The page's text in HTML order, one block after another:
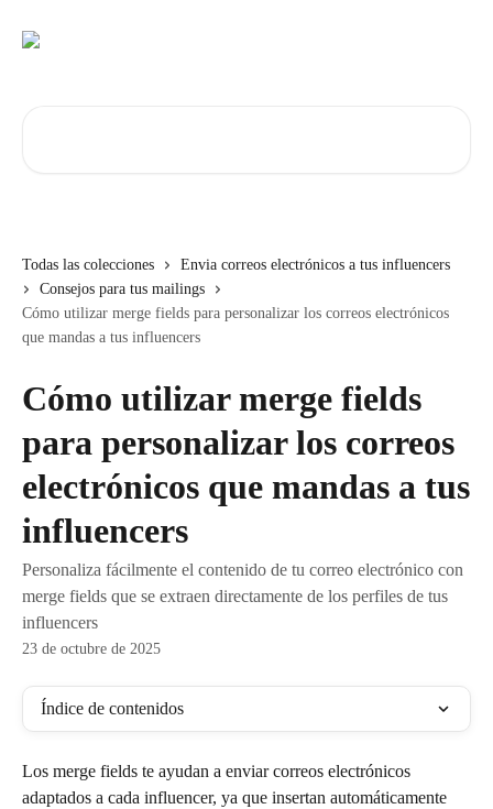
Todas las colecciones
Envia correos electrónicos a tus influencers
Consejos para tus mailings
Cómo utilizar merge fields para personalizar los correos electrónicos
que mandas a tus influencers
Cómo utilizar merge fields
para personalizar los correos
electrónicos que mandas a tus
influencers
Personaliza fácilmente el contenido de tu correo electrónico con
merge fields que se extraen directamente de los perfiles de tus
influencers
23 de octubre de 2025
Índice de contenidos
Los merge fields te ayudan a enviar correos electrónicos
adaptados a cada influencer, ya que insertan automáticamente